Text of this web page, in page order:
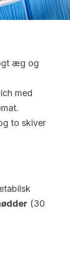
æg og
med
to skiver
(30